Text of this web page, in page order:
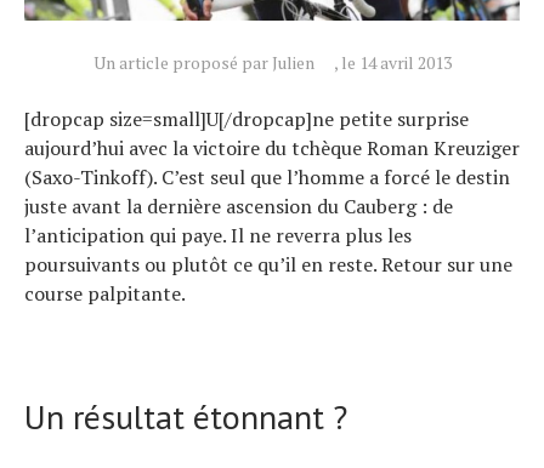
Un article proposé par Julien , le 14 avril 2013
[dropcap size=small]U[/dropcap]ne petite surprise
aujourd’hui avec la victoire du tchèque Roman Kreuziger
(Saxo-Tinkoff). C’est seul que l’homme a forcé le destin
juste avant la dernière ascension du Cauberg : de
l’anticipation qui paye. Il ne reverra plus les
poursuivants ou plutôt ce qu’il en reste. Retour sur une
course palpitante.
Un résultat étonnant ?
Tests de produits
Conseils
Tendances
Tous nos articles
À propos